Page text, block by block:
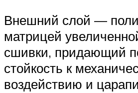
Внешний слой —
матрицей
сшивки, придающий
стойкость к
воздействию и